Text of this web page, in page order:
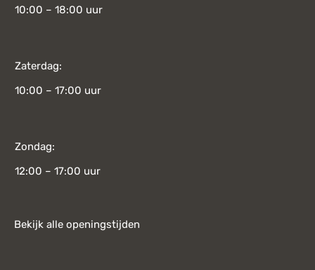
10:00 – 18:00 uur
Zaterdag:
10:00 – 17:00 uur
Zondag:
12:00 – 17:00 uur
Bekijk alle openingstijden